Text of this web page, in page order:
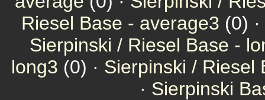
Riesel Base - average3 (0)
Sierpinski / Riesel Base -
long3 (0) · Sierpinski / Riesel
· Sierpinski